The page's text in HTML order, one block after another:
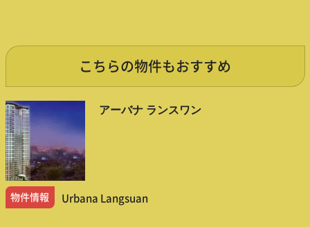
こちらの物件もおすすめ
アーバナ ランスワン
物件情報 Urbana Langsuan